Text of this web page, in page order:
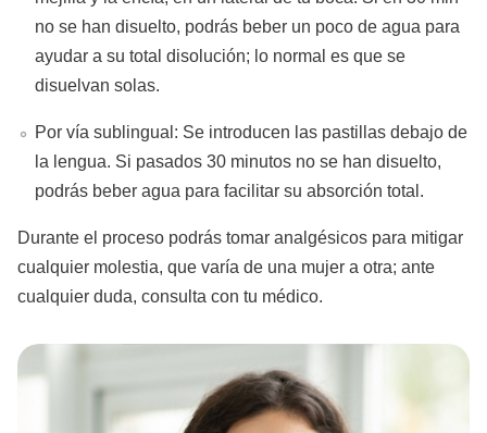
no se han disuelto, podrás beber un poco de agua para
ayudar a su total disolución; lo normal es que se
disuelvan solas.
Por vía sublingual: Se introducen las pastillas debajo de
la lengua. Si pasados 30 minutos no se han disuelto,
podrás beber agua para facilitar su absorción total.
Durante el proceso podrás tomar analgésicos para mitigar
cualquier molestia, que varía de una mujer a otra; ante
cualquier duda, consulta con tu médico.